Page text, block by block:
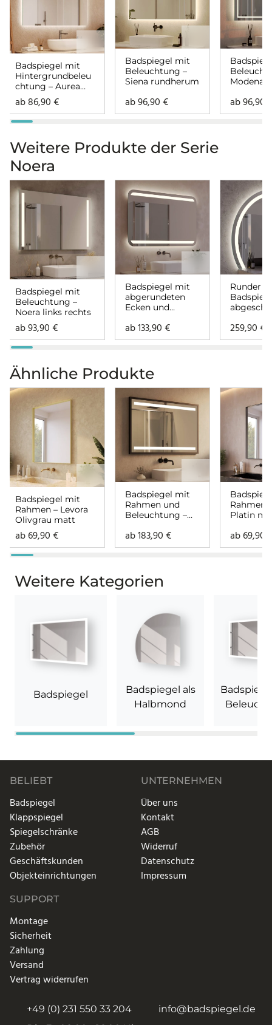
Badspiegel mit
Hintergrundbeleu
chtung – Aurea
rundherum
ab86,90€
Badspiegel mit
Beleuchtung –
Siena rundherum
ab96,90€
Modena
ab96,90
Weitere Produkte der Serie
Noera
Badspiegel mit
Beleuchtung –
Noera links rechts
ab93,90€
Badspiegel mit
abgerundeten
Ecken und
Noera oben
unten
ab133,90€
Runder
– Noera
259,90€
Ähnliche Produkte
Badspiegel mit
Rahmen – Levora
Olivgrau matt
ab69,90€
Badspiegel mit
Rahmen und
Beleuchtung –
unten
ab183,90€
Rahmen
Platin
ab69,90
Weitere Kategorien
Badspiegel
Badspiegel als
Halbmond
BELIEBT
Badspiegel
Klappspiegel
Spiegelschränke
Zubehör
Geschäftskunden
Objekteinrichtungen
UNTERNEHMEN
Über uns
Kontakt
AGB
Widerruf
Datenschutz
Impressum
SUPPORT
Montage
Sicherheit
Zahlung
Versand
Vertrag widerrufen
+49 (0) 231 550 33 204
info@badspiegel.de